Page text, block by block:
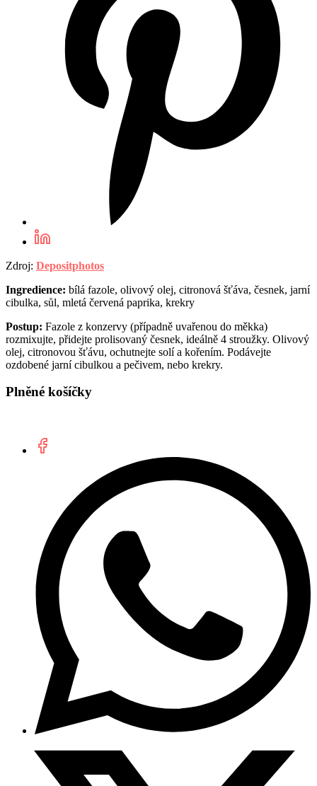
Zdroj: Depositphotos
Ingredience: bílá fazole, olivový olej, citronová šťáva, česnek, jarní
cibulka, sůl, mletá červená paprika, krekry
Postup: Fazole z konzervy (případně uvařenou do měkka)
rozmixujte, přidejte prolisovaný česnek, ideálně 4 stroužky. Olivový
olej, citronovou šťávu, ochutnejte solí a kořením. Podávejte
ozdobené jarní cibulkou a pečivem, nebo krekry.
Plněné košíčky